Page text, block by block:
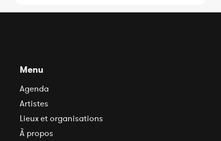
Menu
Agenda
Artistes
Lieux et organisations
À propos